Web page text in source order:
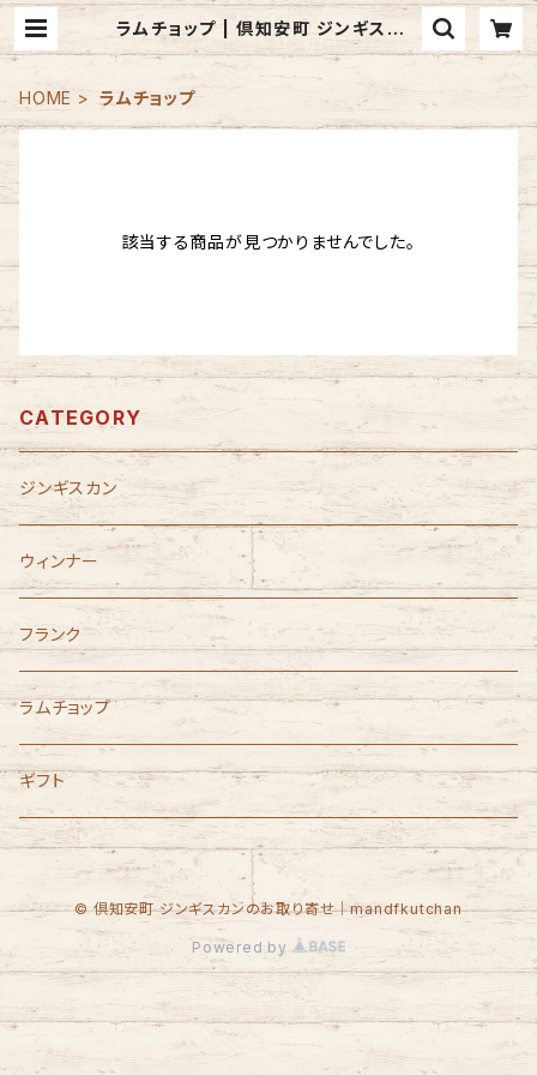
ラムチョップ | 倶知安町 ジンギスカン
のお取り寄せ｜mandfkutchan
HOME ラムチョップ
該当する商品が見つかりませんでした。
CATEGORY
ジンギスカン
ウィンナー
フランク
ラムチョップ
ギフト
© 倶知安町 ジンギスカンのお取り寄せ｜mandfkutchan
Powered by